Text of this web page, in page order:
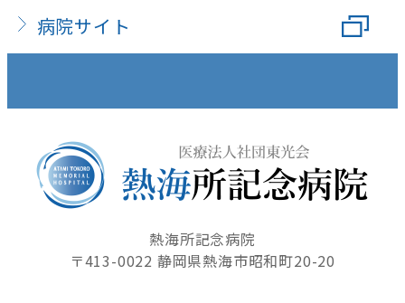
病院サイト
熱海所記念病院
〒413-0022 静岡県熱海市昭和町20-20